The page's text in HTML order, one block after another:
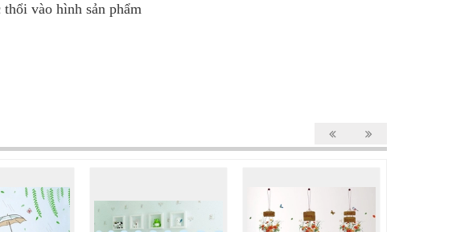
vào hình sản phẩm